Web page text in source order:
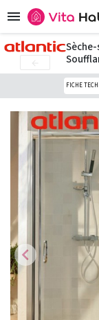

chevron_left
FICHE